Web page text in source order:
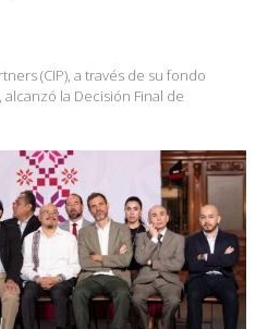
(CIP), a través de su fondo
alcanzó la Decisión Final de